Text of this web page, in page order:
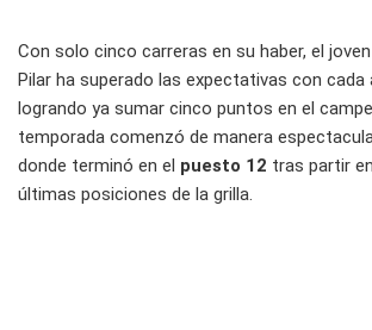
Con solo cinco carreras en su haber, el
Pilar ha superado las expectativas con cada
logrando ya sumar cinco puntos en el
temporada comenzó de manera
donde terminó en el puesto 12 tras partir
últimas posiciones de la grilla.